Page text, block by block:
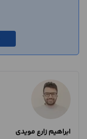
ابراهیم زارع مویدی